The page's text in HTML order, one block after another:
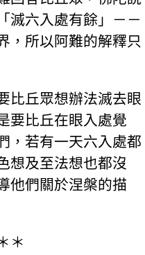
滅六入處有餘」－－
，所以阿難的解釋只
比丘眾想辦法滅去眼
要比丘在眼入處覺
，若有一天六入處都
想及至法想也都沒
他們關於涅槃的描
＊